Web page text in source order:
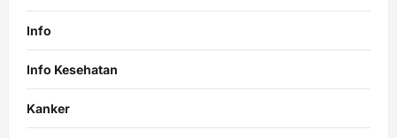
Info
Info Kesehatan
Kanker